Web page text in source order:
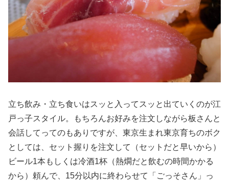
立ち飲み・立ち食いはスッと入ってスッと出ていくのが江
戸っ子スタイル。もちろんお好みを注文しながら板さんと
会話してってのもありですが、東京生まれ東京育ちのボク
としては、セット握りを注文して（セットだと早いから）
ビール1本もしくは冷酒1杯（熱燗だと飲むの時間かかる
から）頼んで、15分以内に終わらせて「ごっそさん」っ